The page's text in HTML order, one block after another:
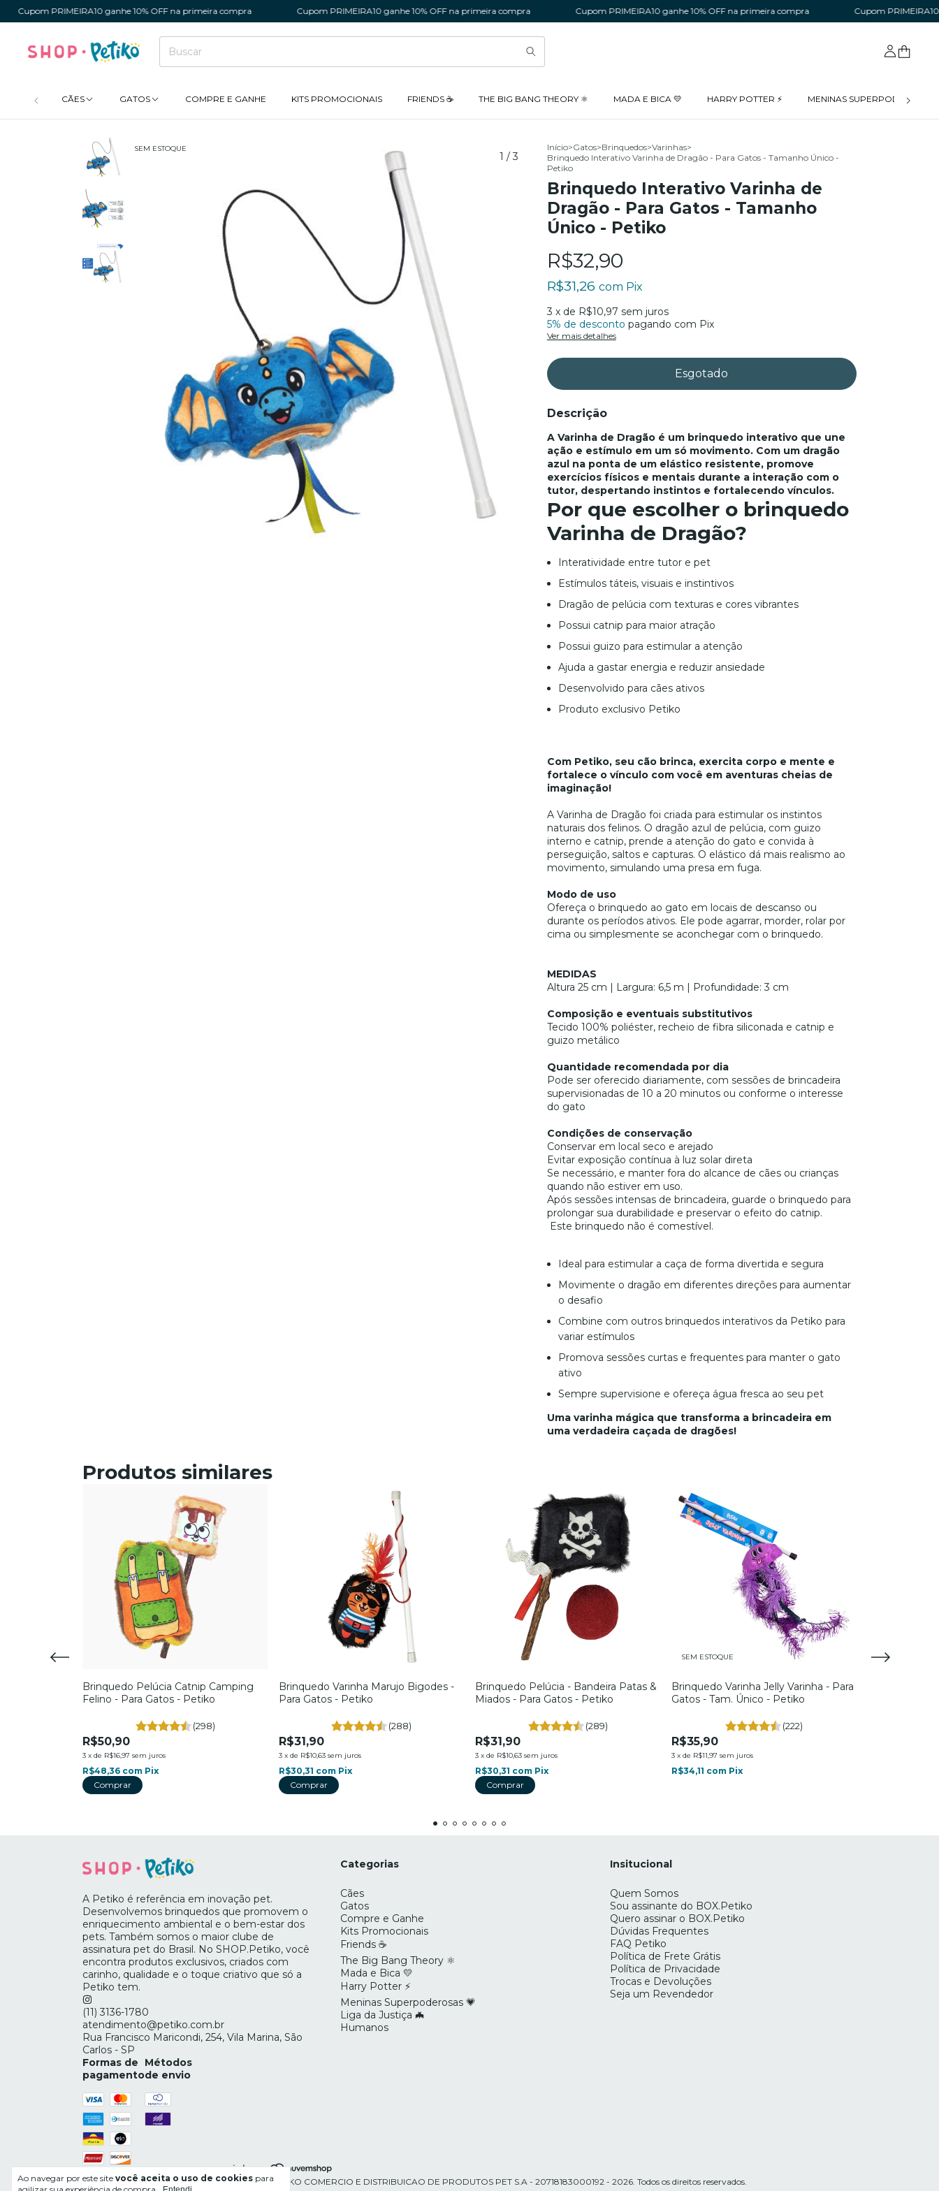
PRIMEIRA10 ganhe 10% OFF na primeira compra Cupom PRIMEIRA10 ganhe 10% OFF na primeira compra Cupom PRIMEIRA10 ganhe 10% OFF na primeira compra Cupom PRIMEIRA10
CÃES GATOS COMPRE E GANHE KITS PROMOCIONAIS FRIENDS ☕ THE BIG BANG THEORY ⚛️ MADA E BICA 💛 HARRY POTTER ⚡ MENINAS SUPERPODEROSAS
Ao navegar por este site você aceita o uso de cookies para
SEM ESTOQUE
1 /3
Início>Gatos>Brinquedos>Varinhas>
Brinquedo Interativo Varinha de Dragão - Para Gatos - Tamanho Único -
Petiko
Brinquedo Interativo Varinha de
Dragão - Para Gatos - Tamanho
Único - Petiko
R$32,90
R$31,26 com Pix
3 x de R$10,97 sem juros
5% de desconto pagando com Pix
Ver mais detalhes
Descrição
A Varinha de Dragão é um brinquedo interativo que une
ação e estímulo em um só movimento. Com um dragão
azul na ponta de um elástico resistente, promove
exercícios físicos e mentais durante a interação com o
tutor, despertando instintos e fortalecendo vínculos.
Por que escolher o brinquedo
Varinha de Dragão?
Interatividade entre tutor e pet
Estímulos táteis, visuais e instintivos
Dragão de pelúcia com texturas e cores vibrantes
Possui catnip para maior atração
Possui guizo para estimular a atenção
Ajuda a gastar energia e reduzir ansiedade
Desenvolvido para cães ativos
Produto exclusivo Petiko
Com Petiko, seu cão brinca, exercita corpo e mente e
fortalece o vínculo com você em aventuras cheias de
imaginação!
A Varinha de Dragão foi criada para estimular os instintos
naturais dos felinos. O dragão azul de pelúcia, com guizo
interno e catnip, prende a atenção do gato e convida à
perseguição, saltos e capturas. O elástico dá mais realismo ao
movimento, simulando uma presa em fuga.
Modo de uso
Ofereça o brinquedo ao gato em locais de descanso ou
durante os períodos ativos. Ele pode agarrar, morder, rolar por
cima ou simplesmente se aconchegar com o brinquedo.
MEDIDAS
Altura 25 cm | Largura: 6,5 m | Profundidade: 3 cm
Composição e eventuais substitutivos
Tecido 100% poliéster, recheio de fibra siliconada e catnip e
guizo metálico
Quantidade recomendada por dia
Pode ser oferecido diariamente, com sessões de brincadeira
supervisionadas de 10 a 20 minutos ou conforme o interesse
do gato
Condições de conservação
Conservar em local seco e arejado
Evitar exposição contínua à luz solar direta
Se necessário, e manter fora do alcance de cães ou crianças
quando não estiver em uso.
Após sessões intensas de brincadeira, guarde o brinquedo para
prolongar sua durabilidade e preservar o efeito do catnip.
Este brinquedo não é comestível.
Ideal para estimular a caça de forma divertida e segura
Movimente o dragão em diferentes direções para aumentar
o desafio
Combine com outros brinquedos interativos da Petiko para
variar estímulos
Promova sessões curtas e frequentes para manter o gato
ativo
Sempre supervisione e ofereça água fresca ao seu pet
Uma varinha mágica que transforma a brincadeira em
uma verdadeira caçada de dragões!
Produtos similares
Brinquedo Pelúcia Catnip Camping
Felino - Para Gatos - Petiko
(298)
R$50,90
3 x de R$16,97 sem juros
R$48,36 com Pix
Brinquedo Varinha Marujo Bigodes -
Para Gatos - Petiko
(288)
R$31,90
3 x de R$10,63 sem juros
R$30,31 com Pix
Brinquedo Pelúcia - Bandeira Patas &
Miados - Para Gatos - Petiko
(289)
R$31,90
3 x de R$10,63 sem juros
R$30,31 com Pix
SEM ESTOQUE
Brinquedo Varinha Jelly Varinha - Para
Gatos - Tam. Único - Petiko
(222)
R$35,90
3 x de R$11,97 sem juros
R$34,11 com Pix
SEM ESTOQUE
A Petiko é referência em inovação pet.
Desenvolvemos brinquedos que promovem o
enriquecimento ambiental e o bem-estar dos
pets. Também somos o maior clube de
assinatura pet do Brasil. No SHOP.Petiko, você
encontra produtos exclusivos, criados com
carinho, qualidade e o toque criativo que só a
Petiko tem.
(11) 3136-1780
atendimento@petiko.com.br
Rua Francisco Maricondi, 254, Vila Marina, São
Carlos - SP
Categorias
Cães
Gatos
Compre e Ganhe
Kits Promocionais
Friends ☕
The Big Bang Theory ⚛️
Mada e Bica 💛
Harry Potter ⚡
Meninas Superpoderosas 💗
Liga da Justiça 🦇
Humanos
Insitucional
Quem Somos
Sou assinante do BOX.Petiko
Quero assinar o BOX.Petiko
Dúvidas Frequentes
FAQ Petiko
Política de Frete Grátis
Política de Privacidade
Trocas e Devoluções
Seja um Revendedor
Formas de
pagamento
Métodos
de envio
Copyright PETIKO COMERCIO E DISTRIBUICAO DE PRODUTOS PET S.A - 20718183000192 - 2026. Todos os direitos reservados.